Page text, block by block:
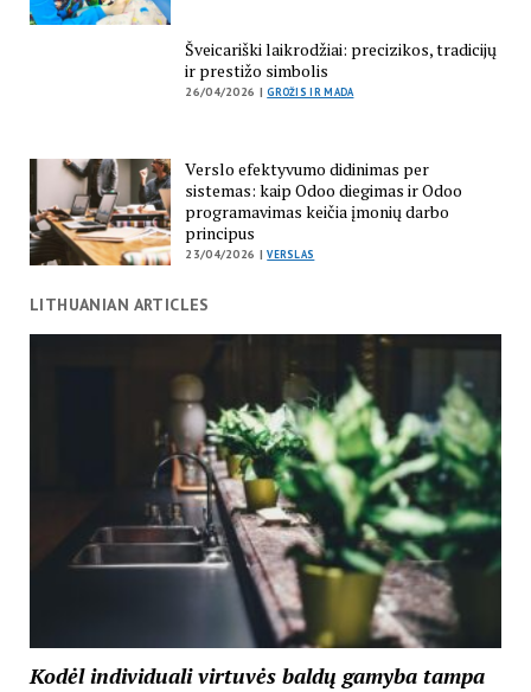
Šveicariški laikrodžiai: precizikos, tradicijų
ir prestižo simbolis
26/04/2026 |GROŽIS IR MADA
Verslo efektyvumo didinimas per
sistemas: kaip Odoo diegimas ir Odoo
programavimas keičia įmonių darbo
principus
23/04/2026 |VERSLAS
LITHUANIAN ARTICLES
Kodėl individuali virtuvės baldų gamyba tampa